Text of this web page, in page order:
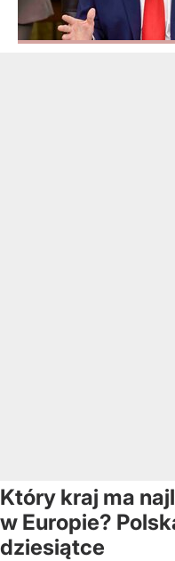
Który kraj ma
w Europie?
dziesiątce